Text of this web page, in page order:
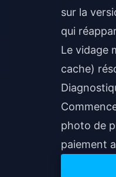
sur la
qui
Le vidage
cache)
photo de
paiement